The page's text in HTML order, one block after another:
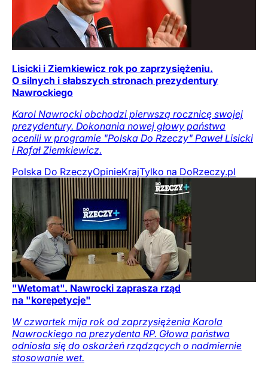
Lisicki i Ziemkiewicz rok po zaprzysiężeniu.
O silnych i słabszych stronach prezydentury
Nawrockiego
Karol Nawrocki obchodzi pierwszą rocznicę swojej
prezydentury. Dokonania nowej głowy państwa
ocenili w programie "Polska Do Rzeczy" Paweł Lisicki
i Rafał Ziemkiewicz.
Polska Do RzeczyOpinieKrajTylko na DoRzeczy.pl
"Wetomat". Nawrocki zaprasza rząd
na "korepetycje"
W czwartek mija rok od zaprzysiężenia Karola
Nawrockiego na prezydenta RP. Głowa państwa
odniosła się do oskarżeń rządzących o nadmiernie
stosowanie wet.